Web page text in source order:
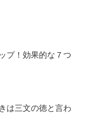
プ！効果的な７つ
は三文の徳と言わ